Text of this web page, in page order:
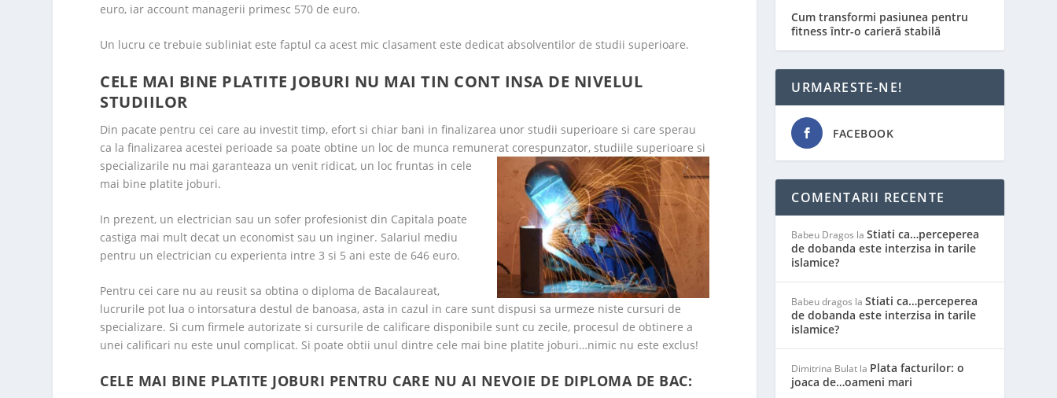
euro, iar account managerii primesc 570 de euro.
Un lucru ce trebuie subliniat este faptul ca acest mic clasament este dedicat absolventilor de studii superioare.
CELE MAI BINE PLATITE JOBURI NU MAI TIN CONT INSA DE NIVELUL
STUDIILOR
Din pacate pentru cei care au investit timp, efort si chiar bani in finalizarea unor studii superioare si care sperau
ca la finalizarea acestei perioade sa poate obtine un loc de munca remunerat corespunzator, studiile superioare si
specializarile nu mai garanteaza un venit ridicat, un loc fruntas in cele
mai bine platite joburi.
In prezent, un electrician sau un sofer profesionist din Capitala poate
castiga mai mult decat un economist sau un inginer. Salariul mediu
pentru un electrician cu experienta intre 3 si 5 ani este de 646 euro.
Pentru cei care nu au reusit sa obtina o diploma de Bacalaureat,
lucrurile pot lua o intorsatura destul de banoasa, asta in cazul in care sunt dispusi sa urmeze niste cursuri de
specializare. Si cum firmele autorizate si cursurile de calificare disponibile sunt cu zecile, procesul de obtinere a
unei calificari nu este unul complicat. Si poate obtii unul dintre cele mai bine platite joburi…nimic nu este exclus!
CELE MAI BINE PLATITE JOBURI PENTRU CARE NU AI NEVOIE DE DIPLOMA DE BAC:
Cum transformi pasiunea pentru
fitness într-o carieră stabilă
URMARESTE-NE!
FACEBOOK
COMENTARII RECENTE
Babeu Dragos laStiati ca…perceperea
de dobanda este interzisa in tarile
islamice?
Babeu dragos laStiati ca…perceperea
de dobanda este interzisa in tarile
islamice?
Dimitrina Bulat la Plata facturilor: o
joaca de…oameni mari